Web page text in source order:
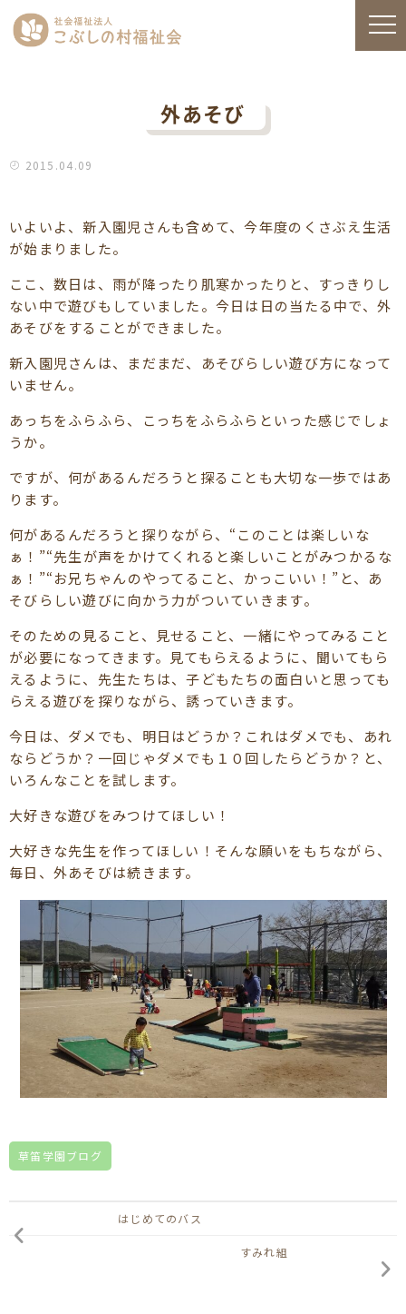
外あそび
2015.04.09
いよいよ、新入園児さんも含めて、今年度のくさぶえ生活
が始まりました。
ここ、数日は、雨が降ったり肌寒かったりと、すっきりし
ない中で遊びもしていました。今日は日の当たる中で、外
あそびをすることができました。
新入園児さんは、まだまだ、あそびらしい遊び方になって
いません。
あっちをふらふら、こっちをふらふらといった感じでしょ
うか。
ですが、何があるんだろうと探ることも大切な一歩ではあ
ります。
何があるんだろうと探りながら、“このことは楽しいな
ぁ！”“先生が声をかけてくれると楽しいことがみつかるな
ぁ！”“お兄ちゃんのやってること、かっこいい！”と、あ
そびらしい遊びに向かう力がついていきます。
そのための見ること、見せること、一緒にやってみること
が必要になってきます。見てもらえるように、聞いてもら
えるように、先生たちは、子どもたちの面白いと思っても
らえる遊びを探りながら、誘っていきます。
今日は、ダメでも、明日はどうか？これはダメでも、あれ
ならどうか？一回じゃダメでも１０回したらどうか？と、
いろんなことを試します。
大好きな遊びをみつけてほしい！
大好きな先生を作ってほしい！そんな願いをもちながら、
毎日、外あそびは続きます。
草笛学園ブログ
はじめてのバス
すみれ組